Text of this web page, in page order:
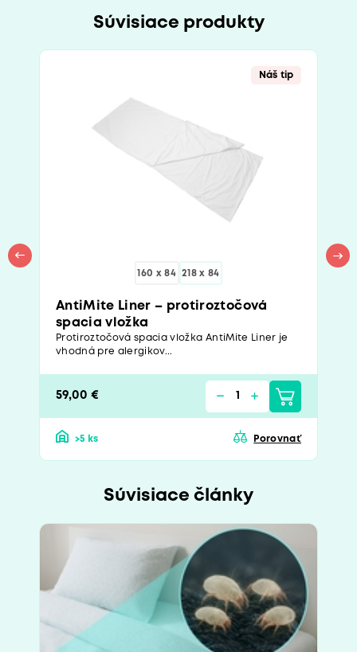
Súvisiace produkty
Náš tip
160 x 84 218 x 84
AntiMite Liner – protiroztočová
spacia vložka
Protiroztočová spacia vložka AntiMite Liner je
vhodná pre alergikov...
59,00 €
>5 ks Porovnať
Súvisiace články